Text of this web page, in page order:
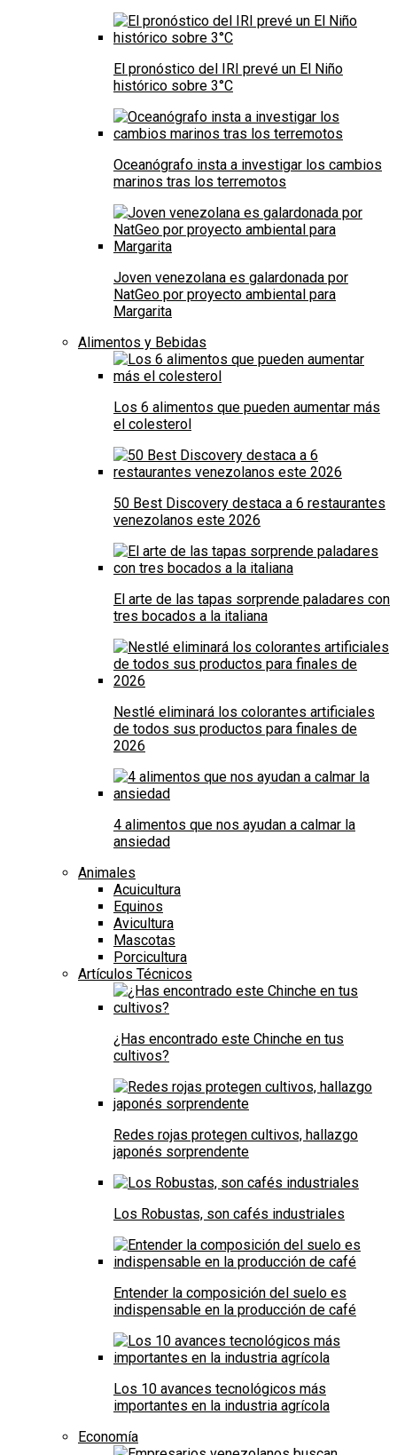
El pronóstico del IRI prevé un El Niño
histórico sobre 3°C
Oceanógrafo insta a investigar los cambios
marinos tras los terremotos
Joven venezolana es galardonada por
NatGeo por proyecto ambiental para
Margarita
Alimentos y Bebidas
Los 6 alimentos que pueden aumentar más
el colesterol
50 Best Discovery destaca a 6 restaurantes
venezolanos este 2026
El arte de las tapas sorprende paladares con
tres bocados a la italiana
Nestlé eliminará los colorantes artificiales
de todos sus productos para finales de
2026
4 alimentos que nos ayudan a calmar la
ansiedad
Animales
Acuicultura
Equinos
Avicultura
Mascotas
Porcicultura
Artículos Técnicos
¿Has encontrado este Chinche en tus
cultivos?
Redes rojas protegen cultivos, hallazgo
japonés sorprendente
Los Robustas, son cafés industriales
Entender la composición del suelo es
indispensable en la producción de café
Los 10 avances tecnológicos más
importantes en la industria agrícola
Economía